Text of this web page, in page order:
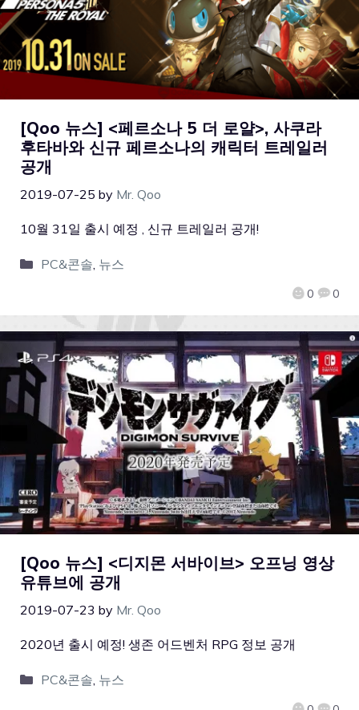
[Qoo 뉴스] <페르소나 5 더 로얄>, 사쿠라
후타바와 신규 페르소나의 캐릭터 트레일러
공개
2019-07-25 by Mr. Qoo
0 0
10월 31일 출시 예정 , 신규 트레일러 공개!
PC&콘솔 뉴스
[Qoo 뉴스] <디지몬 서바이브> 오프닝 영상
유튜브에 공개
2019-07-23 by Mr. Qoo
2020년 출시 예정! 생존 어드벤처 RPG 정보 공개
PC&콘솔, 뉴스